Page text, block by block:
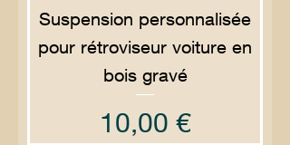
Suspension personnalisée
pour rétroviseur voiture en
bois gravé
Prix
10,00 €